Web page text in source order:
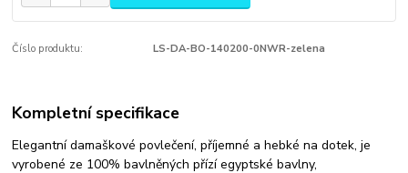
Číslo produktu: LS-DA-BO-140200-0NWR-zelena
Kompletní specifikace
Elegantní damaškové povlečení, příjemné a hebké na dotek, je
vyrobené ze 100% bavlněných přízí egyptské bavlny,